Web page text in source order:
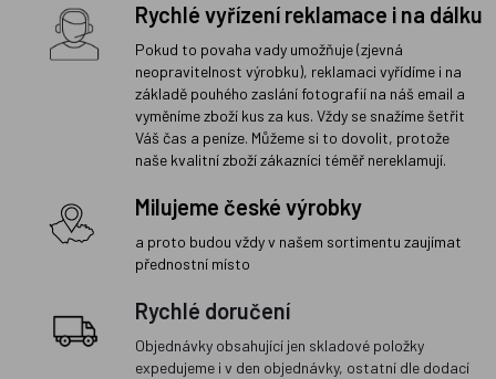
Rychlé vyřízení reklamace i na dálku
Pokud to povaha vady umožňuje (zjevná
neopravitelnost výrobku), reklamaci vyřídíme i na
základě pouhého zaslání fotografií na náš email a
vyměníme zboží kus za kus. Vždy se snažíme šetřit
Váš čas a peníze. Můžeme si to dovolit, protože
naše kvalitní zboží zákazníci téměř nereklamují.
Milujeme české výrobky
a proto budou vždy v našem sortimentu zaujímat
přednostní místo
Rychlé doručení
Objednávky obsahující jen skladové položky
expedujeme i v den objednávky, ostatní dle dodací